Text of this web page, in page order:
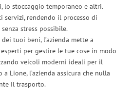
stoccaggio temporaneo e altri.
servizi, rendendo il processo di
stress possibile.
tuoi beni, l’azienda mette a
per gestire le tue cose in modo
veicoli moderni ideali per il
Lione, l’azienda assicura che nulla
il trasporto.